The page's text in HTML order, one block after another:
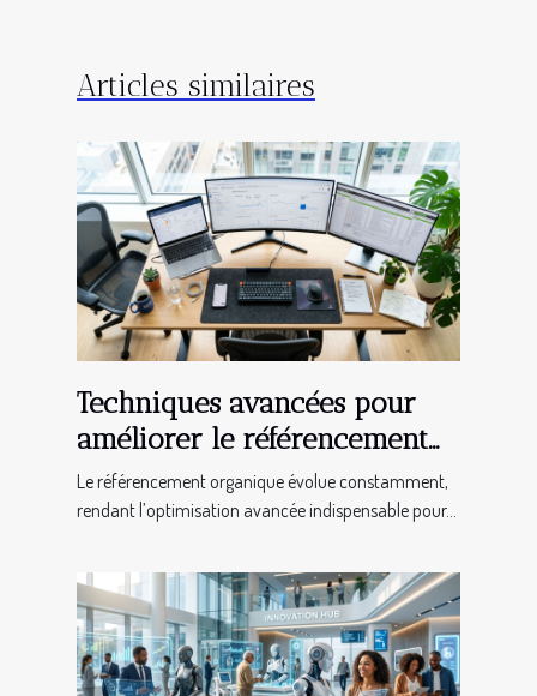
Articles similaires
Techniques avancées pour
améliorer le référencement
organique
Le référencement organique évolue constamment,
rendant l’optimisation avancée indispensable pour...